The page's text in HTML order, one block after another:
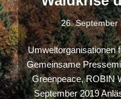
26. September
Umweltorganisationen
Gemeinsame
Greenpeace, ROBIN
September 2019